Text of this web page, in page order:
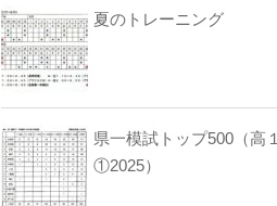
夏のトレーニング
県一模試トップ500（高１
①2025）